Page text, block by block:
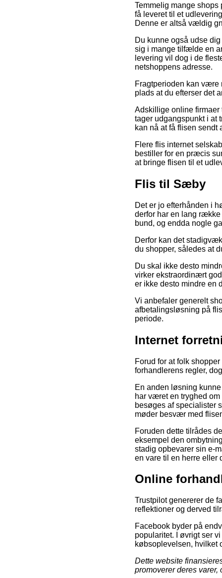
Temmelig mange
få leveret til et
Denne er altså vældig
Du kunne også udse
sig i mange tilfælde en
levering vil dog i de
netshoppens adresse.
Fragtperioden kan være
plads at du efterser det
Adskillige online
tager udgangspunkt i at
kan nå at få flisen sendt
Flere flis internet
bestiller for en præcis
at bringe flisen til et
Flis til Sæby
Det er jo efterhånden i
derfor har en lang
bund, og endda nogle
Derfor kan det
du shopper, således at
Du skal ikke desto
virker ekstraordinært
er ikke desto mindre en
Vi anbefaler generelt
afbetalingsløsning på
periode.
Internet
Forud for at folk
forhandlerens regler,
En anden løsning
har været en tryghed
besøges af specialister
møder besvær med
Foruden dette tilrådes
eksempel den
stadig opbevarer sin e-
en vare til en herre eller
Online
Trustpilot genererer de
reflektioner og derved
Facebook byder på
popularitet. I øvrigt ser
købsoplevelsen, hvilket
Dette website
promoverer deres varer,